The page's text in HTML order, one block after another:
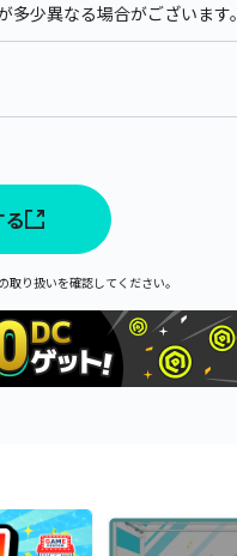
少異なる場合がございます。
り扱いを確認してください。